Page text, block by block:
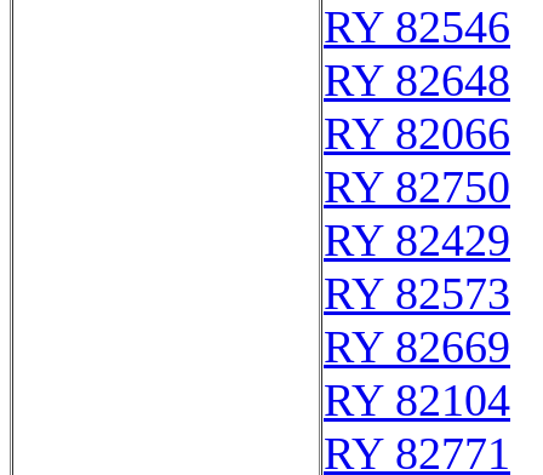
RY 82546
RY 82648
RY 82066
RY 82750
RY 82429
RY 82573
RY 82669
RY 82104
RY 82771